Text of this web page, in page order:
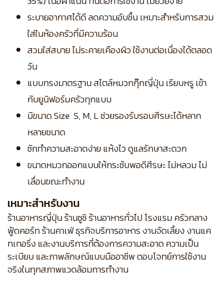
ระบายอากาศได้ดี ลดความอับชื้น เหมาะสำหรับการสวม
ใส่ในห้องครัวที่มีความร้อน
สวมใส่สบาย ไม่ระคายเคืองผิว ใช้งานต่อเนื่องได้ตลอด
วัน
แบบทรงมาตรฐาน สไตล์หมวกกุ๊กญี่ปุ่น เรียบหรู เข้า
กับยูนิฟอร์มครัวทุกแบบ
มีขนาด Size S, M, L ช่วยรองรับรอบศีรษะได้หลาก
หลายขนาด
ซักทำความสะอาดง่าย แห้งไว ดูแลรักษาสะดวก
ขนาดหมวกออกแบบให้กระชับพอดีศีรษะ ไม่หลวม ไม่
เลื่อนขณะทำงาน
เหมาะสำหรับงาน
ร้านอาหารญี่ปุ่น ร้านซูชิ ร้านอาหารทั่วไป โรงแรม ครัวกลาง
ฟู้ดคอร์ท ร้านคาเฟ่ ธุรกิจบริการอาหาร งานจัดเลี้ยง งานแค
ทเทอริ่ง และงานบริการที่ต้องการความสะอาด ความเป็น
ระเบียบ และภาพลักษณ์แบบมืออาชีพ ตอบโจทย์การใช้งาน
จริงในทุกสภาพแวดล้อมการทำงาน